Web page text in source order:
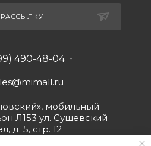
490-48-04
мобильный
Л153 ул. Сущевский
д. 5, стр. 12